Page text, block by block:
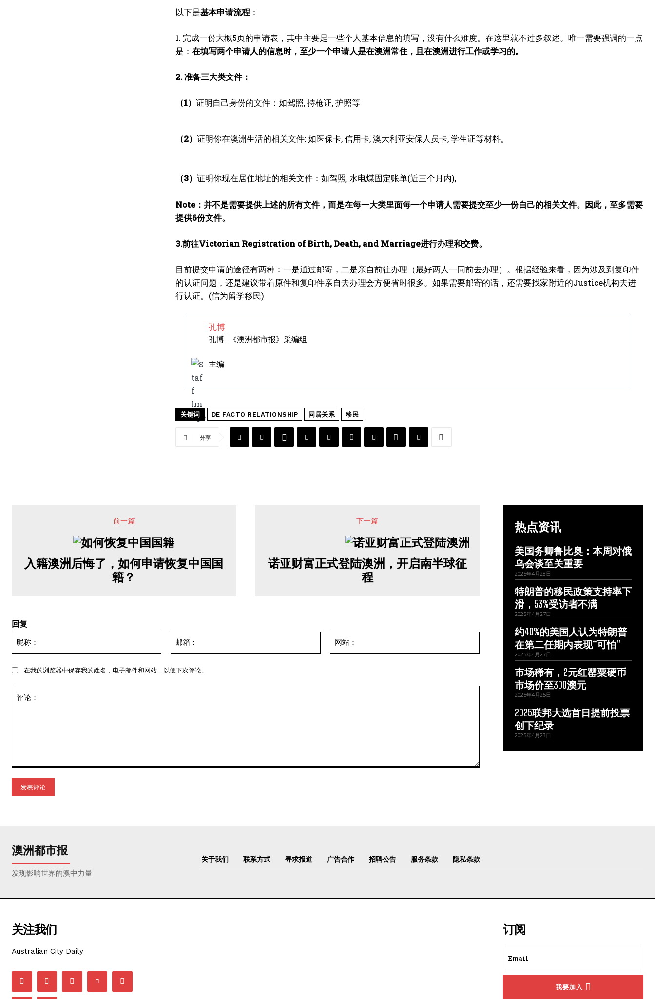
以下是基本申请流程 ：
1. 完成一份大概5页的申请表，其中主要是一些个人基本信息的填写，没有什么难度。在这里就不过多叙述。唯一需要强调的一点
是： 在填写两个申请人的信息时，至少一个申请人是在澳洲常住，且在澳洲进行工作或学习的。
2. 准备三大类文件：
（1） 证明自己身份的文件：如驾照, 持枪证, 护照等
（2） 证明你在澳洲生活的相关文件: 如医保卡, 信用卡, 澳大利亚安保人员卡, 学生证等材料。
（3） 证明你现在居住地址的相关文件：如驾照, 水电煤固定账单(近三个月内),
Note：并不是需要提供上述的所有文件，而是在每一大类里面每一个申请人需要提交至少一份自己的相关文件。因此，至多需要
提供6份文件。
3.前往Victorian Registration of Birth, Death, and Marriage进行办理和交费。
目前提交申请的途径有两种：一是通过邮寄，二是亲自前往办理（最好两人一同前去办理）。根据经验来看，因为涉及到复印件
的认证问题，还是建议带着原件和复印件亲自去办理会方便省时很多。如果需要邮寄的话，还需要找家附近的Justice机构去进
行认证。(信为留学移民)
孔博
孔博 |《澳洲都市报》采编组
主编
关键词 DE FACTO RELATIONSHIP 同居关系 移民
分享
前一篇
入籍澳洲后悔了，如何申请恢复中国国
籍？
下一篇
诺亚财富正式登陆澳洲，开启南半球征
程
回复
论：
在我的浏览器中保存我的姓名，电子邮件和网站，以便下次评论。
热点资讯
美国务卿鲁比奥：本周对俄
乌会谈至关重要
2025年4月28日
特朗普的移民政策支持率下
滑，53%受访者不满
2025年4月27日
约40%的美国人认为特朗普
在第二任期内表现“可怕”
2025年4月27日
市场稀有，2元红罂粟硬币
市场价至300澳元
2025年4月25日
2025联邦大选首日提前投票
创下纪录
2025年4月23日
澳洲都市报
发现影响世界的澳中力量
关于我们 联系方式 寻求报道 广告合作 招聘公告 服务条款 隐私条款
关注我们
Australian City Daily
订阅
我要加入